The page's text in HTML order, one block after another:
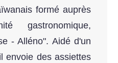
formé auprès
gastronomique,
- Alléno". Aidé d'un
envoie des assiettes